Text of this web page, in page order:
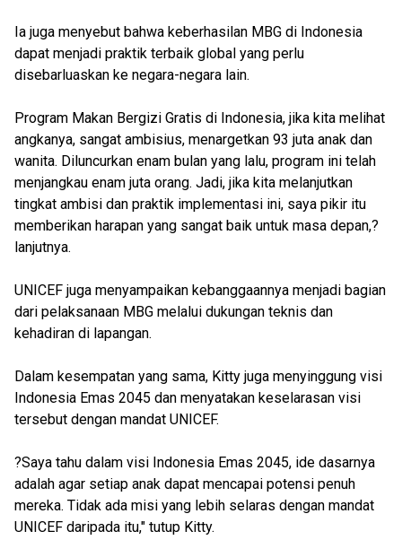
Ia juga menyebut bahwa keberhasilan MBG di Indonesia
dapat menjadi praktik terbaik global yang perlu
disebarluaskan ke negara-negara lain.
Program Makan Bergizi Gratis di Indonesia, jika kita melihat
angkanya, sangat ambisius, menargetkan 93 juta anak dan
wanita. Diluncurkan enam bulan yang lalu, program ini telah
menjangkau enam juta orang. Jadi, jika kita melanjutkan
tingkat ambisi dan praktik implementasi ini, saya pikir itu
memberikan harapan yang sangat baik untuk masa depan,?
lanjutnya.
UNICEF juga menyampaikan kebanggaannya menjadi bagian
dari pelaksanaan MBG melalui dukungan teknis dan
kehadiran di lapangan.
Dalam kesempatan yang sama, Kitty juga menyinggung visi
Indonesia Emas 2045 dan menyatakan keselarasan visi
tersebut dengan mandat UNICEF.
?Saya tahu dalam visi Indonesia Emas 2045, ide dasarnya
adalah agar setiap anak dapat mencapai potensi penuh
mereka. Tidak ada misi yang lebih selaras dengan mandat
UNICEF daripada itu," tutup Kitty.